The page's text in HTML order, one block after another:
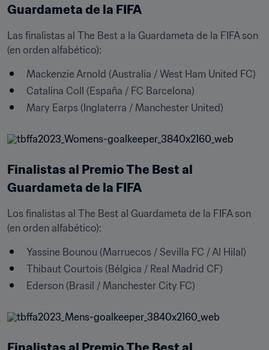
Guardameta de la FIFA
Las finalistas al The Best a la Guardameta de la FIFA son
(en orden alfabético):
Mackenzie Arnold (Australia / West Ham United FC)
Catalina Coll (España / FC Barcelona)
Mary Earps (Inglaterra / Manchester United)
Finalistas al Premio The Best al
Guardameta de la FIFA
Los finalistas al The Best al Guardameta de la FIFA son
(en orden alfabético):
Yassine Bounou (Marruecos / Sevilla FC / Al Hilal)
Thibaut Courtois (Bélgica / Real Madrid CF)
Ederson (Brasil / Manchester City FC)